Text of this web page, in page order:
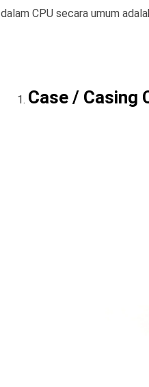
dalam CPU secara umum
Case / Casing